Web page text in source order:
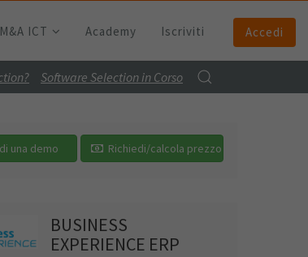
ICT Academy Iscriviti Accedi
Software Selection in Corso
una demo Richiedi/calcola prezzo
BUSINESS
EXPERIENCE ERP